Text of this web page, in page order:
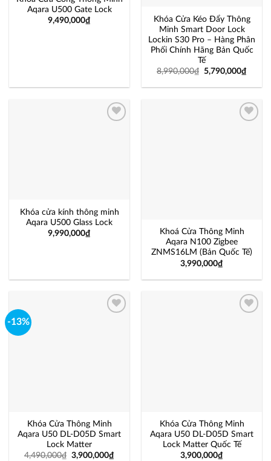
Aqara U500 Gate Lock
9,490,000₫
Khóa Cửa Kéo Đẩy Thông
Minh Smart Door Lock
Lockin S30 Pro – Hàng Phân
Phối Chính Hãng Bản Quốc
Tế
8,990,000₫ 5,790,000₫
Khóa cửa kính thông minh
Aqara U500 Glass Lock
9,990,000₫
Khoá Cửa Thông Minh
Aqara N100 Zigbee
ZNMS16LM (Bản Quốc Tế)
3,990,000₫
-13%
Khóa Cửa Thông Minh
Aqara U50 DL-D05D Smart
Lock Matter
4,490,000₫ 3,900,000₫
Khóa Cửa Thông Minh
Aqara U50 DL-D05D Smart
Lock Matter Quốc Tế
3,900,000₫